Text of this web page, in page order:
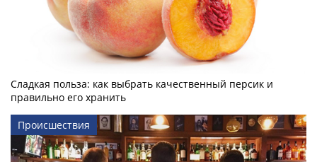
Сладкая польза: как выбрать качественный персик и
правильно его хранить
Происшествия